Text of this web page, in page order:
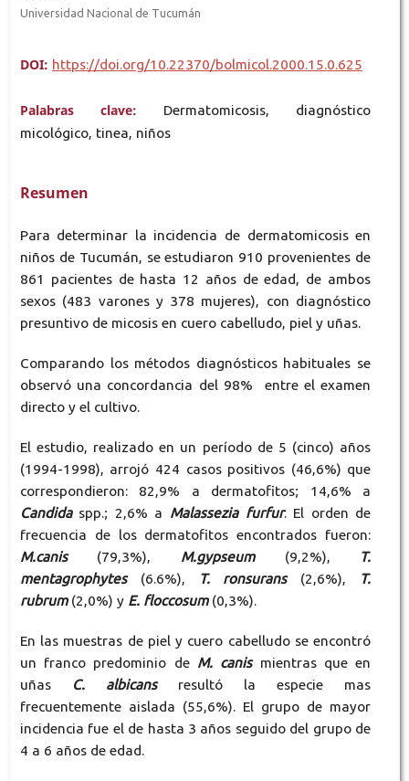
Universidad Nacional de Tucumán
DOI: https://doi.org/10.22370/bolmicol.2000.15.0.625
Palabras clave:
Dermatomicosis, diagnóstico
micológico, tinea, niños
Resumen
Para determinar la incidencia de dermatomicosis en
niños de Tucumán, se estudiaron 910 provenientes de
861 pacientes de hasta 12 años de edad, de ambos
sexos (483 varones y 378 mujeres), con diagnóstico
presuntivo de micosis en cuero cabelludo, piel y uñas.
Comparando los métodos diagnósticos habituales se
observó una concordancia del 98% entre el examen
directo y el cultivo.
El estudio, realizado en un período de 5 (cinco) años
(1994-1998), arrojó 424 casos positivos (46,6%) que
correspondieron: 82,9% a dermatofitos; 14,6% a
Candidaspp.; 2,6% a Malassezia furfur. El orden de
frecuencia de los dermatofitos encontrados fueron:
M.canis(79,3%), M.gypseum(9,2%),
T.
mentagrophytes(6.6%), T. ronsurans (2,6%), T.
rubrum(2,0%) yE. floccosum(0,3%).
En las muestras de piel y cuero cabelludo se encontró
un franco predominio de M. canismientras que en
uñas
C. albicansresultó la especie mas
frecuentemente aislada (55,6%). El grupo de mayor
incidencia fue el de hasta 3 años seguido del grupo de
4 a 6 años de edad.